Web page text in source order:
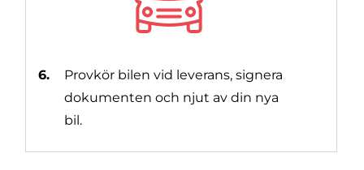
6.
Provkör bilen vid leverans, signera
dokumenten och njut av din nya
bil.